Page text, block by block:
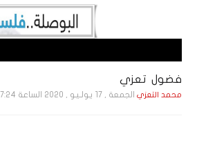
فضول تعزي
محمد التعزي الجمعة , 17 يـولـيـو , 2020 الساعة 7:27:24 PM